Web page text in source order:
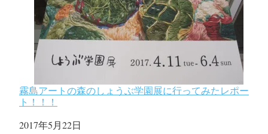
霧島アートの森のしょうぶ学園展に行ってみたレポー
ト！！！
日付
2017年5月22日